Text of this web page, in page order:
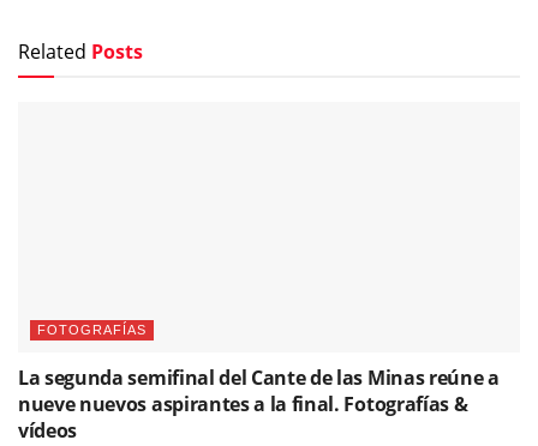
Related Posts
FOTOGRAFÍAS
La segunda semifinal del Cante de las Minas reúne a
nueve nuevos aspirantes a la final. Fotografías &
vídeos